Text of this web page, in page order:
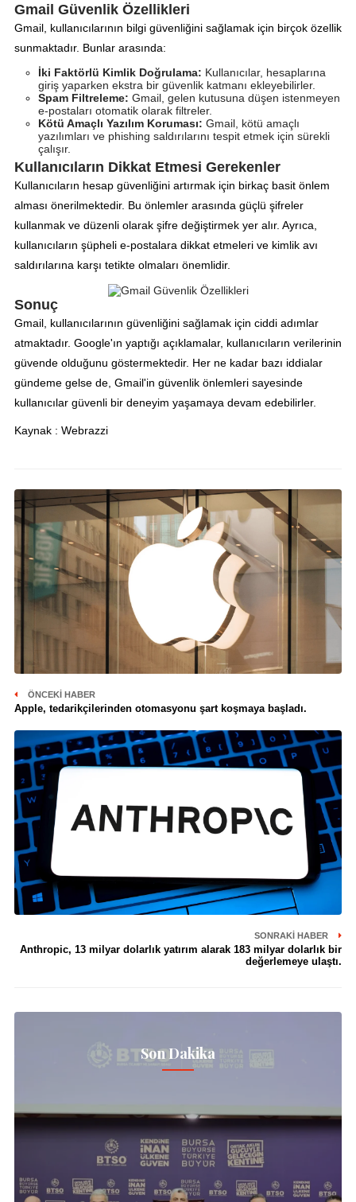
Gmail Güvenlik Özellikleri
Gmail, kullanıcılarının bilgi güvenliğini sağlamak için birçok özellik
sunmaktadır. Bunlar arasında:
İki Faktörlü Kimlik Doğrulama: Kullanıcılar, hesaplarına
giriş yaparken ekstra bir güvenlik katmanı ekleyebilirler.
Spam Filtreleme: Gmail, gelen kutusuna düşen istenmeyen
e-postaları otomatik olarak filtreler.
Kötü Amaçlı Yazılım Koruması: Gmail, kötü amaçlı
yazılımları ve phishing saldırılarını tespit etmek için sürekli
çalışır.
Kullanıcıların Dikkat Etmesi Gerekenler
Kullanıcıların hesap güvenliğini artırmak için birkaç basit önlem
alması önerilmektedir. Bu önlemler arasında güçlü şifreler
kullanmak ve düzenli olarak şifre değiştirmek yer alır. Ayrıca,
kullanıcıların şüpheli e-postalara dikkat etmeleri ve kimlik avı
saldırılarına karşı tetikte olmaları önemlidir.
Sonuç
Gmail, kullanıcılarının güvenliğini sağlamak için ciddi adımlar
atmaktadır. Google'ın yaptığı açıklamalar, kullanıcıların verilerinin
güvende olduğunu göstermektedir. Her ne kadar bazı iddialar
gündeme gelse de, Gmail'in güvenlik önlemleri sayesinde
kullanıcılar güvenli bir deneyim yaşamaya devam edebilirler.
Kaynak : Webrazzi
ÖNCEKI HABER
Apple, tedarikçilerinden otomasyonu şart koşmaya başladı.
SONRAKI HABER
Anthropic, 13 milyar dolarlık yatırım alarak 183 milyar dolarlık bir
değerlemeye ulaştı.
Son Dakika